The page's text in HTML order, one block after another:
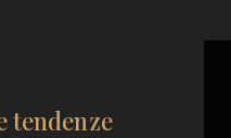
tendenze